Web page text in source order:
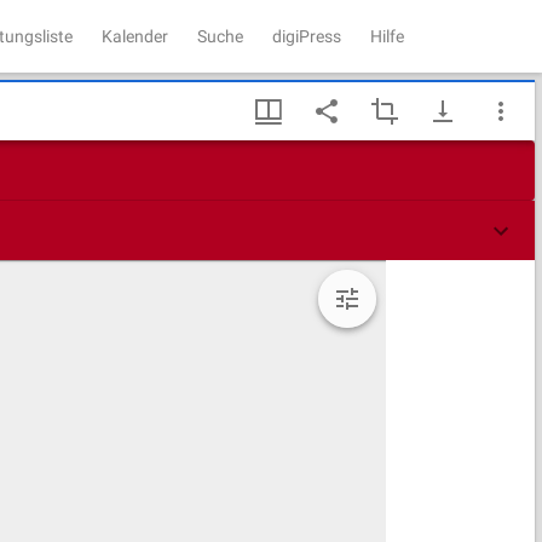
Kalender Suche digiPress Hilfe